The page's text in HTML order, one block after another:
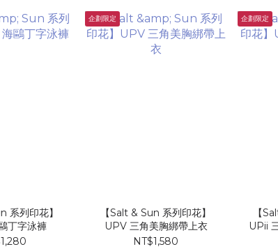
系列印花】
丁字泳褲
企劃限定
【Salt & Sun 系列印花】
UPV 三角美胸綁帶上衣
NT$1,580
企劃限定
【
UPii